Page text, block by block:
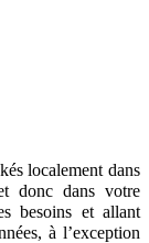
localement dans
donc dans votre
besoins et allant
à l’exception